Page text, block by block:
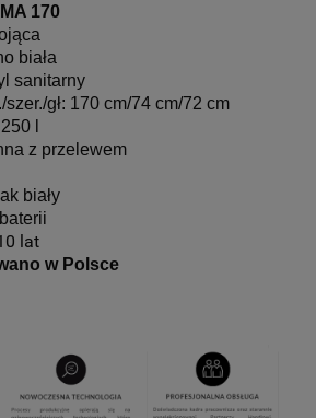
170
biała
sanitarny
szer./gł: 170 cm/74 cm/72 cm
l
z przelewem
biały
lat
w Polsce